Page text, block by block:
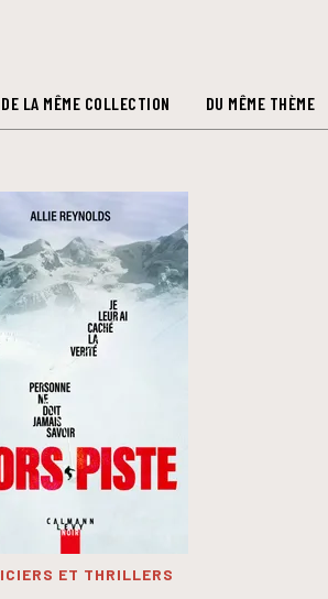
DE LA MÊME COLLECTION DU MÊME THÈME
ET THRILLERS